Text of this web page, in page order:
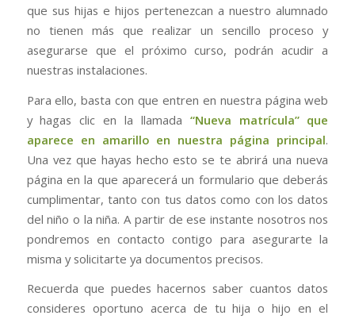
que sus hijas e hijos pertenezcan a nuestro alumnado
no tienen más que realizar un sencillo proceso y
asegurarse que el próximo curso, podrán acudir a
nuestras instalaciones.
Para ello, basta con que entren en nuestra página web
y hagas clic en la llamada “Nueva matrícula” que
aparece en amarillo en nuestra página principal.
Una vez que hayas hecho esto se te abrirá una nueva
página en la que aparecerá un formulario que deberás
cumplimentar, tanto con tus datos como con los datos
del niño o la niña. A partir de ese instante nosotros nos
pondremos en contacto contigo para asegurarte la
misma y solicitarte ya documentos precisos.
Recuerda que puedes hacernos saber cuantos datos
consideres oportuno acerca de tu hija o hijo en el